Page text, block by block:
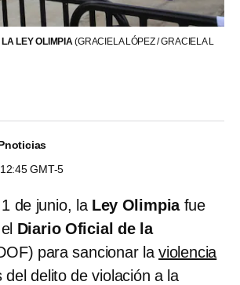
LEY OLIMPIA(GRACIELA LÓPEZ / GRACIELA L
GMT-5
de junio, la Ley Olimpiafue
Diario Oficial de la
para sancionar laviolencia
del delito de violación a la